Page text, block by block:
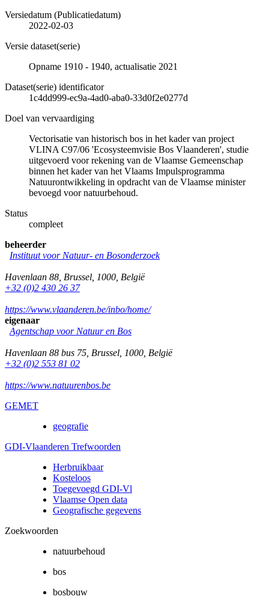
Versiedatum (Publicatiedatum)
2022-02-03
Versie dataset(serie)
Opname 1910 - 1940, actualisatie 2021
Dataset(serie) identificator
1c4dd999-ec9a-4ad0-aba0-33d0f2e0277d
Doel van vervaardiging
Vectorisatie van historisch bos in het kader van project
VLINA C97/06 'Ecosysteemvisie Bos Vlaanderen', studie
uitgevoerd voor rekening van de Vlaamse Gemeenschap
binnen het kader van het Vlaams Impulsprogramma
Natuurontwikkeling in opdracht van de Vlaamse minister
bevoegd voor natuurbehoud.
Status
compleet
beheerder
Instituut voor Natuur- en Bosonderzoek
Havenlaan 88 Brussel 1000 België
+32 (0)2 430 26 37
https://www.vlaanderen.be/inbo/home/
eigenaar
Agentschap voor Natuur en Bos
Havenlaan 88 bus 75 Brussel 1000 België
+32 (0)2 553 81 02
https://www.natuurenbos.be
GEMET
geografie
GDI-Vlaanderen Trefwoorden
Herbruikbaar
Kosteloos
Toegevoegd GDI-Vl
Vlaamse Open data
Geografische gegevens
Zoekwoorden
natuurbehoud
bos
bosbouw